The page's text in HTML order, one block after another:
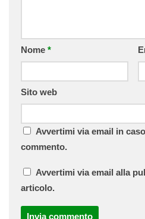
Nome *
Sito web
Avvertimi via email in
commento.
Avvertimi via email alla
articolo.